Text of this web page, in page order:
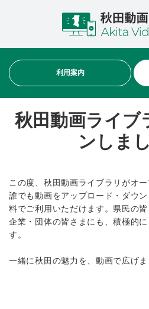
利用案内
秋田動画ライブ
ンしまし
この度、秋田動画ライブラリがオー
誰でも動画をアップロード・ダウ
料でご利用いただけます。県民の
企業・団体の皆さまにも、積極的
す。
一緒に秋田の魅力を、動画で広げま